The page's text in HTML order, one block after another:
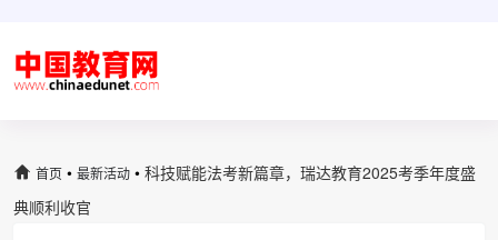
首页 • 最新活动 • 科技赋能法考新篇章，瑞达教育2025考季年度盛
典顺利收官